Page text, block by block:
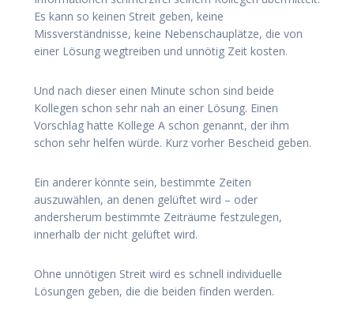
Es kann so keinen Streit geben, keine
Missverständnisse, keine Nebenschauplätze, die von
einer Lösung wegtreiben und unnötig Zeit kosten.
Und nach dieser einen Minute schon sind beide
Kollegen schon sehr nah an einer Lösung. Einen
Vorschlag hatte Kollege A schon genannt, der ihm
schon sehr helfen würde. Kurz vorher Bescheid geben.
Ein anderer könnte sein, bestimmte Zeiten
auszuwählen, an denen gelüftet wird – oder
andersherum bestimmte Zeiträume festzulegen,
innerhalb der nicht gelüftet wird.
Ohne unnötigen Streit wird es schnell individuelle
Lösungen geben, die die beiden finden werden.